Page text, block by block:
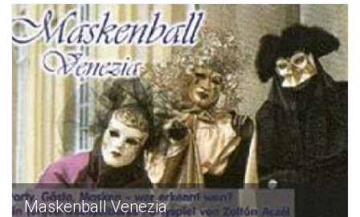
Maskenball Venezia